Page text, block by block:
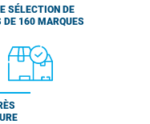
SÉLECTION DE
DE 160 MARQUES